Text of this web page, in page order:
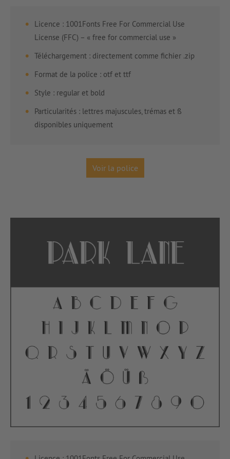
Licence : 1001Fonts Free For Commercial Use
License (FFC) – « free for commercial use »
Téléchargement : directement comme fichier .zip
Format de la police : otf et ttf
Style : regular et bold
Particularités : lettres majuscules, trémas et ß
disponibles uniquement
Voir la police